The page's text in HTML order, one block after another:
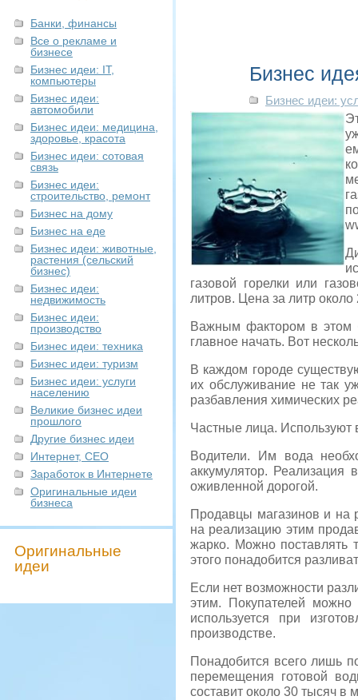
Банки, финансы
Все о рекламе и
бизнесе
Бизнес идеи: IT,
компьютеры
Бизнес идеи:
автомобили
Бизнес идеи: медицина,
здоровье, красота
Бизнес идеи: сотовая
связь
Бизнес идеи:
строительство, ремонт
Бизнес на дому
Бизнес на еде
Бизнес идеи: животные,
растения (сельский
бизнес)
Бизнес идеи:
недвижимость
Бизнес идеи:
производство
Бизнес идеи: техника
Бизнес идеи: туризм
Бизнес идеи: услуги
населению
Великие бизнес идеи
прошлого
Другие бизнес идеи
Интернет, СЕО
Заработок в Интернете
Оригинальные идеи
бизнеса
Оригинальные
идеи
Бизнес
Бизнес идеи:
газовой горелки или
литров. Цена за литр
Важным фактором в этом
главное начать. Вот
В каждом городе
их обслуживание не так
разбавления химических
Частные лица. Используют
Водители. Им вода
аккумулятор. Реализация
оживленной дорогой.
Продавцы магазинов и на
на реализацию этим
жарко. Можно поставлять
этого понадобится
Если нет возможности
этим. Покупателей
используется при
производстве.
Понадобится всего лишь
перемещения готовой
составит около 30 тысяч в